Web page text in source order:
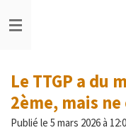
au
Le TTGP a du
2ème, mais ne
Publié le 5 mars 2026 à